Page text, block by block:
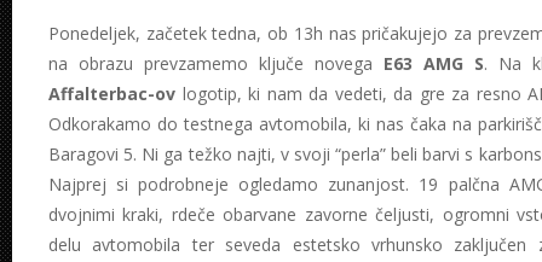
Ponedeljek, začetek tedna, ob 13h nas pričakujejo za
na obrazu prevzamemo ključe novega E63 AMG S. Na
Affalterbac-ov logotip, ki nam da vedeti, da gre za resno
Odkorakamo do testnega avtomobila, ki nas čaka na
Baragovi 5. Ni ga težko najti, v svoji “perla” beli barvi s
Najprej si podrobneje ogledamo zunanjost. 19 palčna
dvojnimi kraki, rdeče obarvane zavorne čeljusti, ogromni
delu avtomobila ter seveda estetsko vrhunsko